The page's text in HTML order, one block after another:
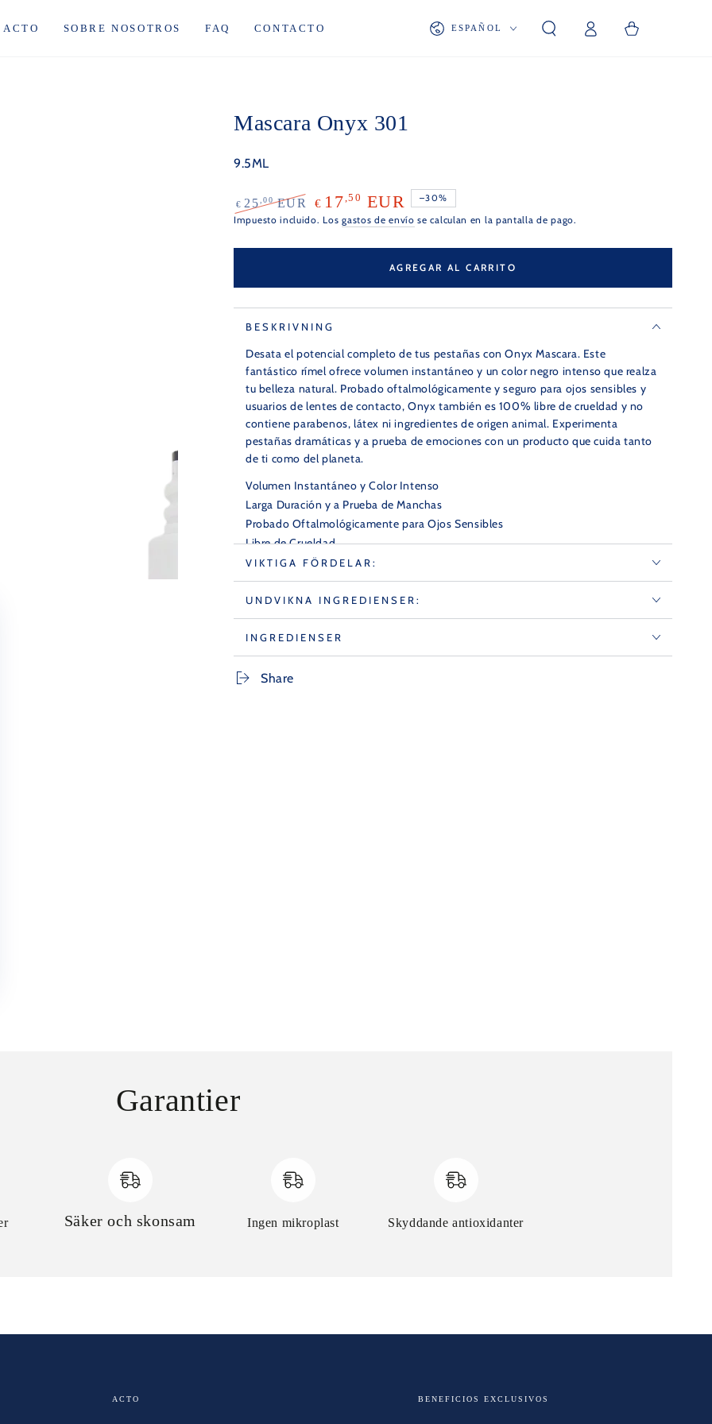
ACTO SOBRE NOSOTROS FAQ CONTACTO IdiomaESPAÑOL
sesión
Carrito
Mascara Onyx 301
9.5ML
Precio
€ 25 ,00EUR
Precio
€ 17,50 EUR –30%
Impuesto incluido. Losgastos de envío se calculan en la pantalla de pago.
AGREGAR AL CARRITO
BESKRIVNING
Desata el potencial completo de tus pestañas con Onyx Mascara. Este
fantástico rímel ofrece volumen instantáneo y un color negro intenso que realza
tu belleza natural. Probado oftalmológicamente y seguro para ojos sensibles y
usuarios de lentes de contacto, Onyx también es 100% libre de crueldad y no
contiene parabenos, látex ni ingredientes de origen animal. Experimenta
pestañas dramáticas y a prueba de emociones con un producto que cuida tanto
de ti como del planeta.
Volumen Instantáneo y Color Intenso
Larga Duración y a Prueba de Manchas
Probado Oftalmológicamente para Ojos Sensibles
Libre de Crueldad
Libre de Parabenos, Látex y Ingredientes de Origen Animal
VIKTIGA FÖRDELAR:
UNDVIKNA INGREDIENSER:
INGREDIENSER
Share
Garantier
Säker och skonsam Ingen mikroplast Skyddande antioxidanter
ACTO BENEFICIOS EXCLUSIVOS